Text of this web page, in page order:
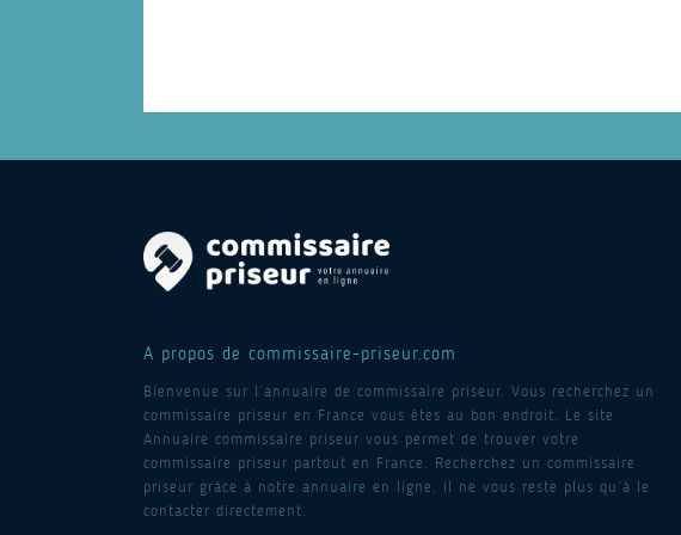
A propos de commissaire-priseur.com
Bienvenue sur l’annuaire de commissaire priseur. Vous recherchez un
commissaire priseur en France vous êtes au bon endroit. Le site
Annuaire commissaire priseur vous permet de trouver votre
commissaire priseur partout en France. Recherchez un commissaire
priseur grâce à notre annuaire en ligne, il ne vous reste plus qu’à le
contacter directement.